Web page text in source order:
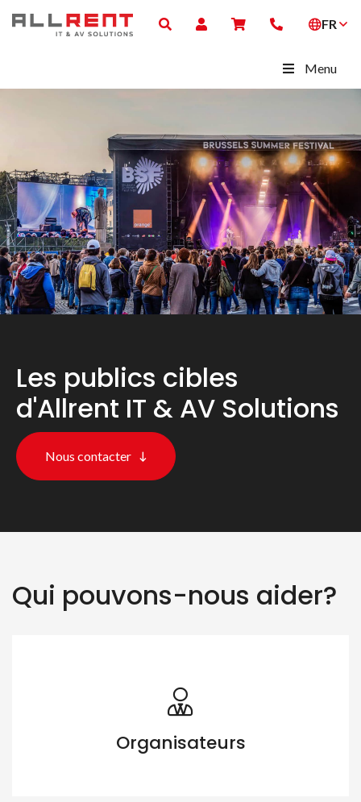
FR
Menu
Les publics cibles
d'Allrent IT & AV Solutions
Nous contacter
Qui pouvons-nous aider?
Organisateurs